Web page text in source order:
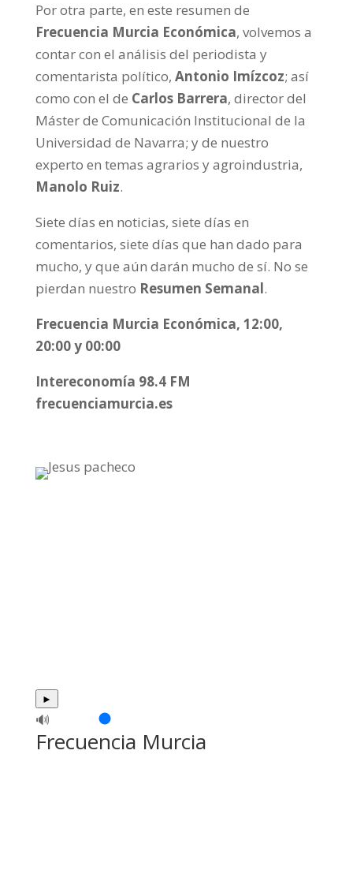
Por otra parte, en este resumen de
Frecuencia Murcia Económica, volvemos a
contar con el análisis del periodista y
comentarista político, Antonio Imízcoz; así
como con el de Carlos Barrera, director del
Máster de Comunicación Institucional de la
Universidad de Navarra; y de nuestro
experto en temas agrarios y agroindustria,
Manolo Ruiz.
Siete días en noticias, siete días en
comentarios, siete días que han dado para
mucho, y que aún darán mucho de sí. No se
pierdan nuestro Resumen Semanal.
Frecuencia Murcia Económica, 12:00,
20:00 y 00:00
Intereconomía 98.4 FM
frecuenciamurcia.es
►
🔊
Frecuencia Murcia